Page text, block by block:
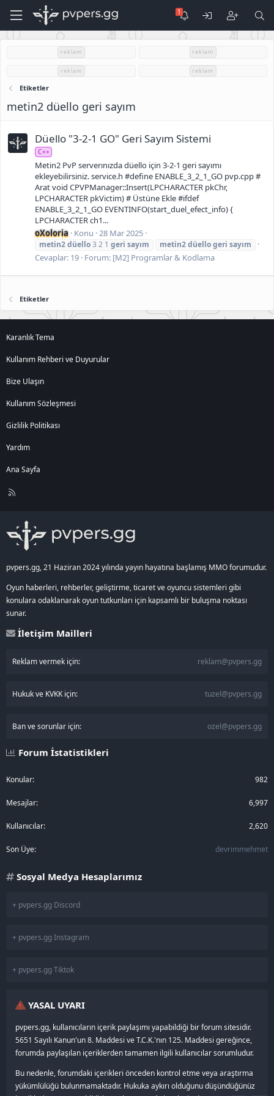
reklam reklam
reklam reklam
Etiketler
metin2 düello geri sayım
Düello "3-2-1 GO" Geri Sayım Sistemi
C++
Metin2 PvP serverınızda düello için 3-2-1 geri sayımı
ekleyebilirsiniz. service.h #define ENABLE_3_2_1_GO pvp.cpp #
Arat void CPVPManager::Insert(LPCHARACTER pkChr,
LPCHARACTER pkVictim) # Üstüne Ekle #ifdef
ENABLE_3_2_1_GO EVENTINFO(start_duel_efect_info) {
LPCHARACTER ch1...
oXoloria Konu 28 Mar 2025
metin2düello3 2 1 geri sayım metin2düellogeri sayım
Cevaplar: 19 Forum: [M2] Programlar & Kodlama
Etiketler
Karanlık Tema
Kullanım Rehberi ve Duyurular
Bize Ulaşın
Kullanım Sözleşmesi
Gizlilik Politikası
Yardım
Ana Sayfa
R
pvpers.gg, 21 Haziran 2024 yılında yayın hayatına başlamış MMO forumudur.
Oyun haberleri, rehberler, geliştirme, ticaret ve oyuncu sistemleri gibi
konulara odaklanarak oyun tutkunları için kapsamlı bir buluşma noktası
sunar.
İletişim Mailleri
Reklam vermek için: reklam@pvpers.gg
Hukuk ve KVKK için: tuzel@pvpers.gg
Ban ve sorunlar için: ozel@pvpers.gg
Forum İstatistikleri
Konular 982
Mesajlar 6,997
Kullanıcılar 2,620
Son Üye devrimmehmet
Sosyal Medya Hesaplarımız
+ pvpers.gg Discord
+ pvpers.gg Instagram
+ pvpers.gg Tiktok
YASAL UYARI
pvpers.gg, kullanıcıların içerik paylaşımı yapabildiği bir forum sitesidir.
5651 Sayılı Kanun'un 8. Maddesi ve T.C.K.'nın 125. Maddesi gereğince,
forumda paylaşılan içeriklerden tamamen ilgili kullanıcılar sorumludur.
Bu nedenle, forumdaki içerikleri önceden kontrol etme veya araştırma
yükümlülüğü bulunmamaktadır. Hukuka aykırı olduğunu düşündüğünüz